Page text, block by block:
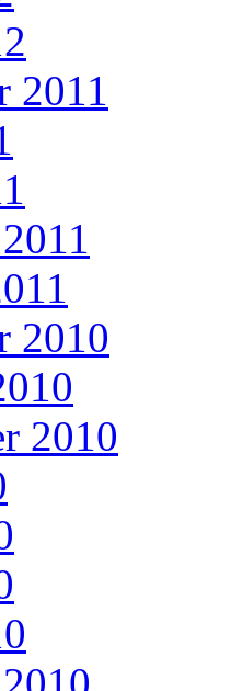
2011
2010
2010